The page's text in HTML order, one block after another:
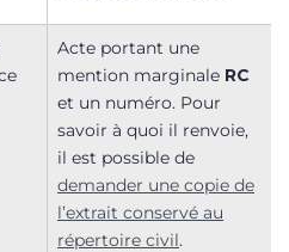
Acte portant une
mention marginale RC
et un numéro. Pour
savoir à quoi il renvoie,
il est possible de
demander une copie de
l’extrait conservé au
répertoire civil.